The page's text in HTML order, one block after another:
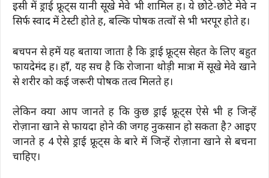
इसी में ड्राई फ्रूट्स यानी सूखे मेवे भी शामिल हैं। ये छोटे-छोटे मेवे न
सिर्फ स्वाद में टेस्टी होते हैं, बल्कि पोषक तत्वों से भी भरपूर होते हैं।
बचपन से हमें यह बताया जाता है कि ड्राई फ्रूट्स सेहत के लिए बहुत
फायदेमंद हैं। हाँ, यह सच है कि रोजाना थोड़ी मात्रा में सूखे मेवे खाने
से शरीर को कई जरूरी पोषक तत्व मिलते हैं।
लेकिन क्या आप जानते हैं कि कुछ ड्राई फ्रूट्स ऐसे भी हैं जिन्हें
रोज़ाना खाने से फायदा होने की जगह नुकसान हो सकता है? आइए
जानते हैं 4 ऐसे ड्राई फ्रूट्स के बारे में जिन्हें रोज़ाना खाने से बचना
चाहिए।